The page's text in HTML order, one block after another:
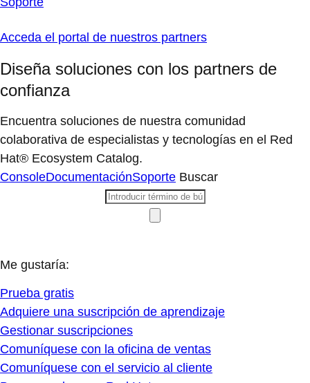
Acceda el portal de nuestros partners
Diseña soluciones con los partners de
confianza
Encuentra soluciones de nuestra comunidad
colaborativa de especialistas y tecnologías en el Red
Hat® Ecosystem Catalog.
ConsoleDocumentaciónSoporte Buscar
Me gustaría:
Prueba gratis
Adquiere una suscripción de aprendizaje
Gestionar suscripciones
Comuníquese con la oficina de ventas
Comuníquese con el servicio al cliente